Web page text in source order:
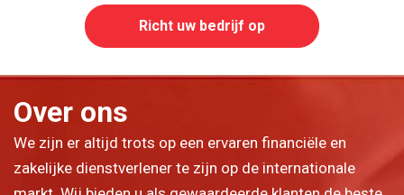
Richt uw bedrijf op
Over ons
We zijn er altijd trots op een ervaren financiële en
zakelijke dienstverlener te zijn op de internationale